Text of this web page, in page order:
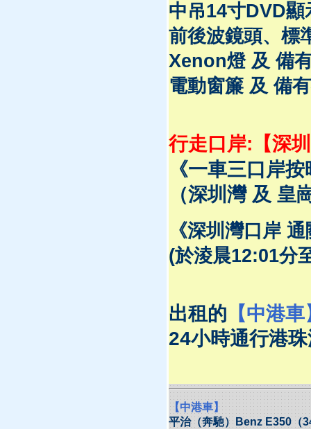
中吊14寸DVD顯
前後波鏡頭、標
Xenon燈 及 備
電動窗簾 及 備
行走口岸:【深
《一車三口岸
（深圳灣 及 皇
《深圳灣口岸
(於淩晨12:01分
出租的 【中港車
24小時通行港
【中港車】
平治（奔馳）Benz E350（